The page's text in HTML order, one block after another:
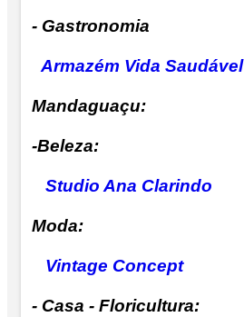
- Gastronomia
Armazém Vida Saudável
Mandaguaçu:
-Beleza:
Studio Ana Clarindo
Moda:
Vintage Concept
- Casa - Floricultura: